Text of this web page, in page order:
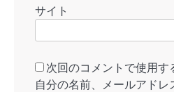
サイト
次回のコメントで使用す
自分の名前、メールアドレ